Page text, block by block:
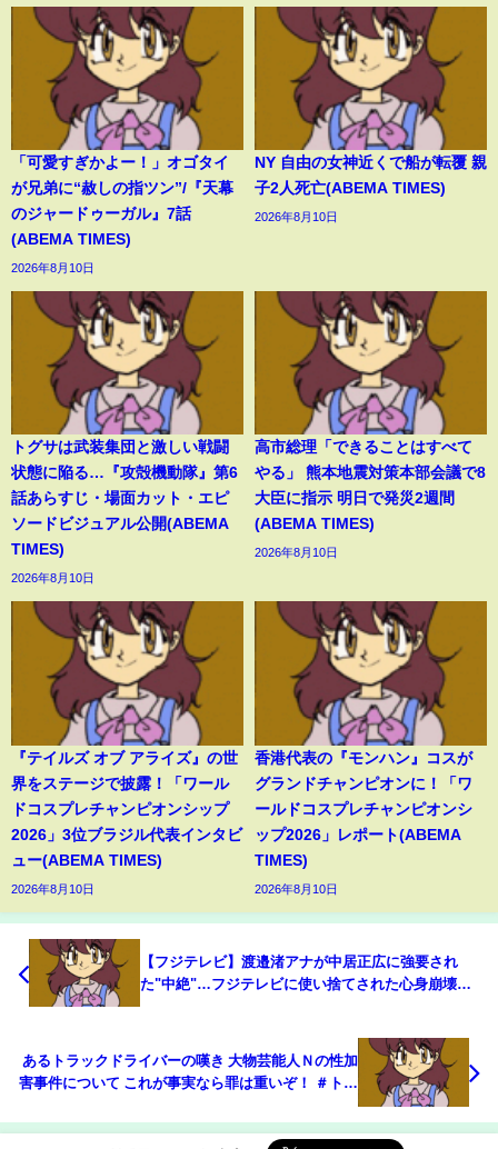
「可愛すぎかよー！」オゴタイ
が兄弟に“赦しの指ツン”/『天幕
のジャードゥーガル』7話
(ABEMA TIMES)
2026年8月10日
NY 自由の女神近くで船が転覆 親
子2人死亡(ABEMA TIMES)
2026年8月10日
トグサは武装集団と激しい戦闘
状態に陥る…『攻殻機動隊』第6
話あらすじ・場面カット・エピ
ソードビジュアル公開(ABEMA
TIMES)
2026年8月10日
高市総理「できることはすべて
やる」 熊本地震対策本部会議で8
大臣に指示 明日で発災2週間
(ABEMA TIMES)
2026年8月10日
『テイルズ オブ アライズ』の世
界をステージで披露！「ワール
ドコスプレチャンピオンシップ
2026」3位ブラジル代表インタビ
ュー(ABEMA TIMES)
2026年8月10日
香港代表の『モンハン』コスが
グランドチャンピオンに！「ワ
ールドコスプレチャンピオンシ
ップ2026」レポート(ABEMA
TIMES)
2026年8月10日
【フジテレビ】渡邉渚アナが中居正広に強要され
た"中絶"…フジテレビに使い捨てされた心身崩壊の
あるトラックドライバーの嘆き 大物芸能人Ｎの性加
害事件について これが事実なら罪は重いぞ！ ＃トラ